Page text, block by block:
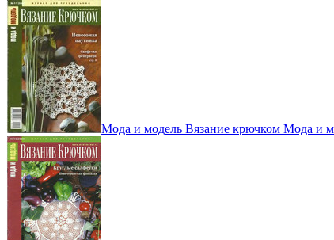
Мода и модель Вязание крючком Мода и